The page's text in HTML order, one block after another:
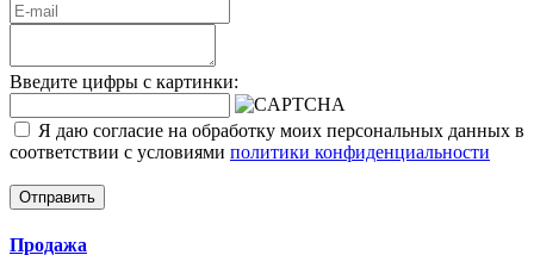
Введите цифры с картинки:
Я даю согласие на обработку моих персональных данных в
соответствии с условиями политики конфиденциальности
Отправить
Продажа